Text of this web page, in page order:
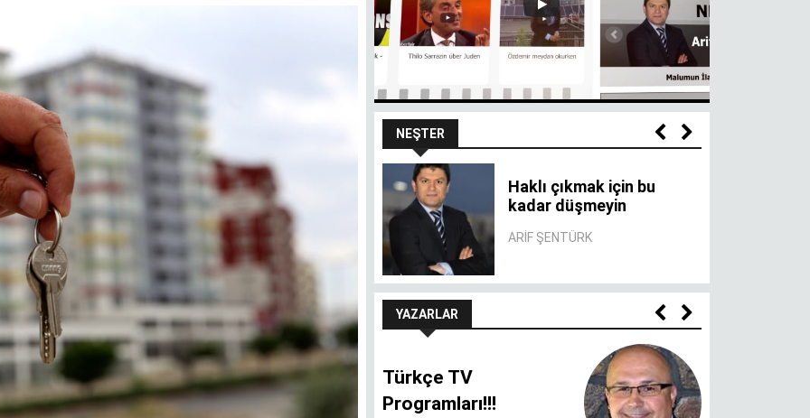
NEŞTER
100 yaşındaki
devletten 18’lik
delikanlı refleksi
ARIF ŞENTÜRK
Haklı çıkmak için bu
kadar düşmeyin
ARIF ŞENTÜRK
YAZARLAR
Türkçe TV
Programları!!!